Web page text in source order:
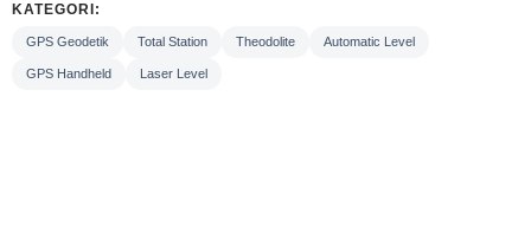
KATEGORI:
GPS Geodetik Total Station Theodolite Automatic Level
GPS Handheld Laser Level